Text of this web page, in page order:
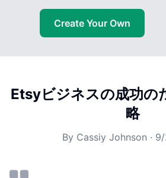
Create Your Own
Etsyビジネスの成功の
略
By Cassiy Johnson ·